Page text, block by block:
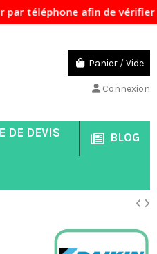
de vérifier la
Panier /Vide
Connexion
DE DEVIS BLOG